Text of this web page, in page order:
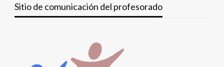
Sitio de comunicación del profesorado